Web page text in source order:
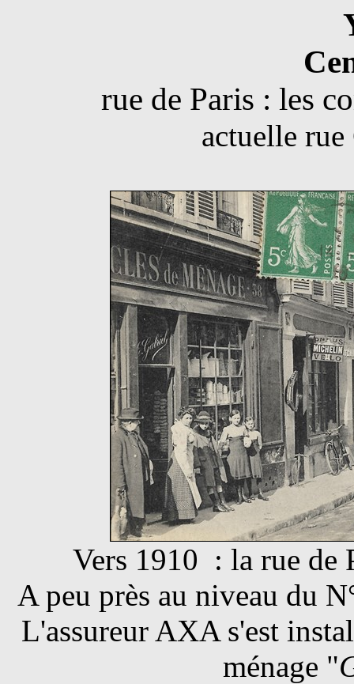
rue de Paris : les
actuelle
Vers 1910 : la rue de
A peu près au niveau du
L'assureur AXA s'est
ménage "